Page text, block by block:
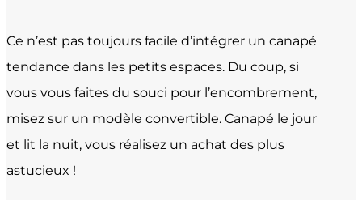
Ce n’est pas toujours facile d’intégrer un canapé
tendance dans les petits espaces. Du coup, si
vous vous faites du souci pour l’encombrement,
misez sur un modèle convertible. Canapé le jour
et lit la nuit, vous réalisez un achat des plus
astucieux !